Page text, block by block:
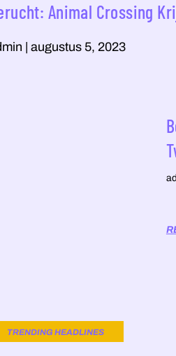
Animal Crossing
augustus 5, 2023
TRENDING HEADLINES